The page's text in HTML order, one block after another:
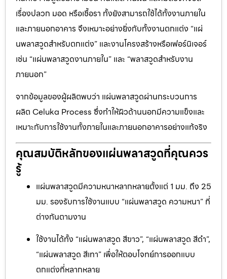
เรื่องปลวก มอด หรือเชื้อรา ทั้งยังสามารถใช้ได้ทั้งงานภายใน
และภายนอกอาคาร จึงเหมาะอย่างยิ่งกับทั้งงานตกแต่ง “แผ่
นพลาสวูดสำหรับตกแต่ง” และงานโครงสร้างหรือเฟอร์นิเจอร์
เช่น “แผ่นพลาสวูดงานภายใน” และ “พลาสวูดสำหรับงาน
ภายนอก”
จากข้อมูลของผู้ผลิตพบว่า แผ่นพลาสวูดผ่านกระบวนการ
ผลิต Celuka Process ซึ่งทำให้ผิวด้านนอกมีความแข็งและ
เหมาะกับการใช้งานทั้งภายในและภายนอกอาคารอย่างแท้จริง
คุณสมบัติหลักของแผ่นพลาสวูดที่คุณควร
รู้
แผ่นพลาสวูดมีความหนาหลากหลายตั้งแต่ 1 มม. ถึง 25
มม. รองรับการใช้งานแบบ “แผ่นพลาสวูด ความหนา” ที่
ต่างกันตามงาน
ใช้งานได้ทั้ง “แผ่นพลาสวูด สีขาว”, “แผ่นพลาสวูด สีดำ”,
“แผ่นพลาสวูด สีเทา” เพื่อให้ตอบโจทย์การออกแบบ
ตกแต่งที่หลากหลาย